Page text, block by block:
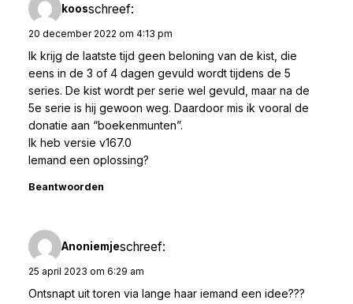
koosschreef:
20 december 2022 om 4:13 pm
Ik krijg de laatste tijd geen beloning van de kist, die
eens in de 3 of 4 dagen gevuld wordt tijdens de 5
series. De kist wordt per serie wel gevuld, maar na de
5e serie is hij gewoon weg. Daardoor mis ik vooral de
donatie aan “boekenmunten”.
Ik heb versie v167.0
Iemand een oplossing?
Beantwoorden
Anoniemjeschreef:
25 april 2023 om 6:29 am
Ontsnapt uit toren via lange haar iemand een idee???